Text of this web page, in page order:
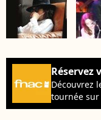
Réservez
Découvrez
tournée